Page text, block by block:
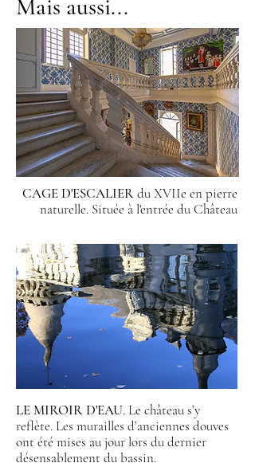
Mais aussi...
CAGE D'ESCALIERdu XVIIe en pierre
naturelle. Située à l'entrée du Château
LE MIROIR D'EAU. Le château s’y
reflète. Les murailles d’anciennes douves
ont été mises au jour lors du dernier
désensablement du bassin.